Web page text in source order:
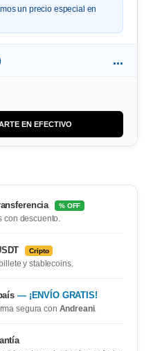
un precio especial en
...
EN EFECTIVO
% OFF
con descuento.
Cripto
y stablecoins.
— ¡ENVÍO GRATIS!
segura con Andreani.